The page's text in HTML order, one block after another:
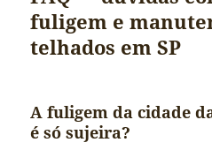
fuligem e
telhados em SP
A fuligem da cidade
é só sujeira?